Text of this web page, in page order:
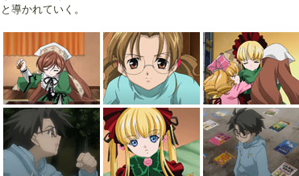
と導かれていく。